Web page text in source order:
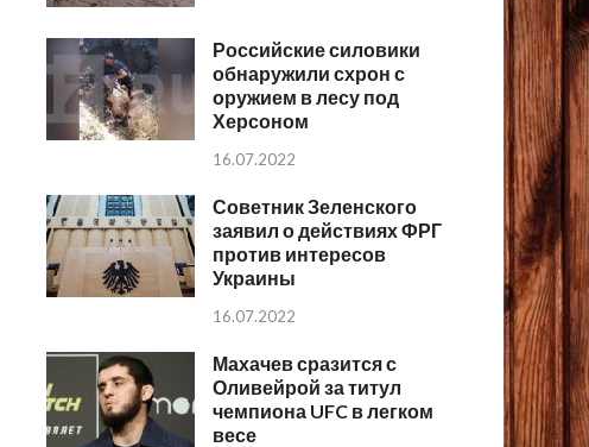
Российские силовики
обнаружили схрон с
оружием в лесу под
Херсоном
16.07.2022
Советник Зеленского
заявил о действиях ФРГ
против интересов
Украины
16.07.2022
Махачев сразится с
Оливейрой за титул
чемпиона UFC в легком
весе